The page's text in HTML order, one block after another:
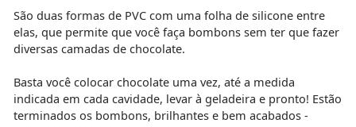
São duas formas de PVC com uma folha de silicone entre
elas, que permite que você faça bombons sem ter que fazer
diversas camadas de chocolate.
Basta você colocar chocolate uma vez, até a medida
indicada em cada cavidade, levar à geladeira e pronto! Estão
terminados os bombons, brilhantes e bem acabados -